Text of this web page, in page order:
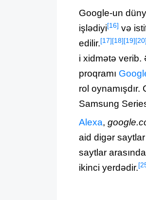
Google-un
işlədiyi[16] və
edilir.[17][18][19][20]
i xidmətə
proqramı
rol
Samsung
Alexa,
aid digər
saytlar
ikinci yerdədir.